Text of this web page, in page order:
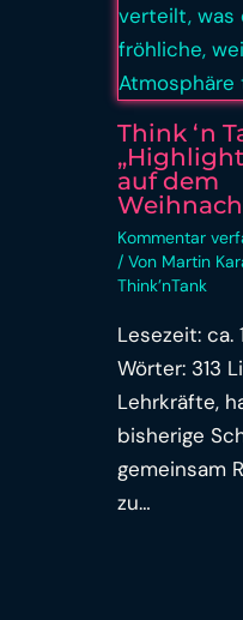
Think ‘n
auf dem
Kommentar
/ Von Martin
Think’nTank
Lesezeit: ca.
Wörter: 313
Lehrkräfte,
bisherige
gemeinsam
zu…